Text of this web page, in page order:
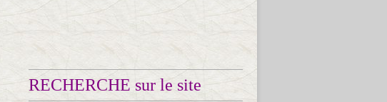
RECHERCHE sur le site